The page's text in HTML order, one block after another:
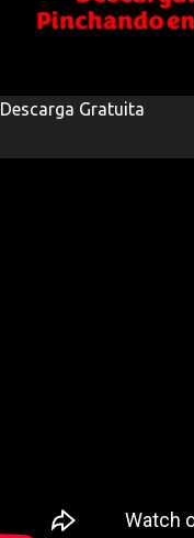
Descarga Gratuita